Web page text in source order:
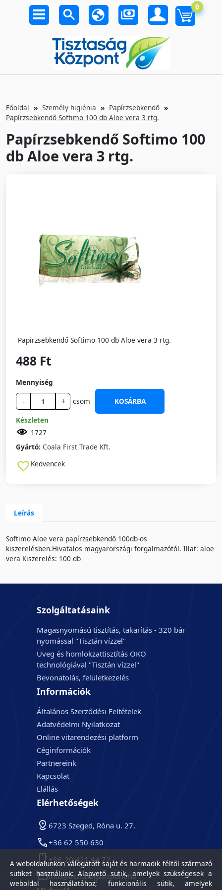
0
Főoldal Személy higiénia
Papírzsebkendő
Papírzsebkendő Softimo 100 db Aloe vera 3 rtg.
Papírzsebkendő Softimo 100
db Aloe vera 3 rtg.
Papírzsebkendő Softimo 100 db Aloe vera 3 rtg.
488 Ft
Mennyiség
- + csom
KOSÁRBA
Készleten
1727
Gyártó: Coala First Trade Kft.
Kedvencek
Leírás
Softimo Aloe vera papírzsebkendő 100db-os
kiszerelésben.Hivatalos magyarországi forgalmazótól. Illat: aloe
vera Kiszerelés: 100 db
Szolgáltatásaink
Magasnyomású tisztítás, takarítás - 320 bár
nyomással "Tisztán vízzel"
Üveg és homlokzattisztítás ÖKO
technológiával "Tisztán vízzel"
Bevonatolás, felületkezelés
Információk
Általános Szerződési Feltételek
Adatvédelmi Nyilatkozat
Online vitarendezési platform
Céginformációk
Partnereink
Kapcsolat
Elállás
Elérhetőségek
6723 Szeged, Róna u. 27.
+36 62 550 630
+36-20 421 44 72
info@tisztasagkozpont.hu
A weboldalunkon válogatott saját és harmadik féltől származó
sütiket használunk: Alapvető sütik, amelyek szükségesek a
weboldal használatához; funkcionális sütik, amelyek